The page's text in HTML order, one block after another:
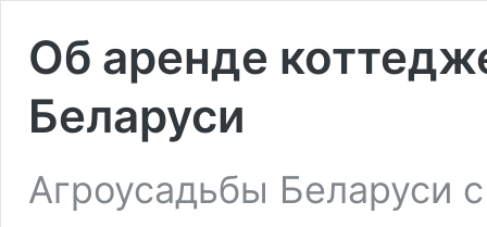
Об аренде
Беларуси
Агроусадьбы Беларуси